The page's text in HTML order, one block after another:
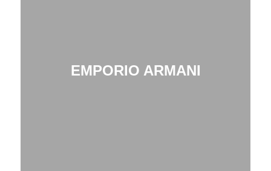
EMPORIO ARMANI